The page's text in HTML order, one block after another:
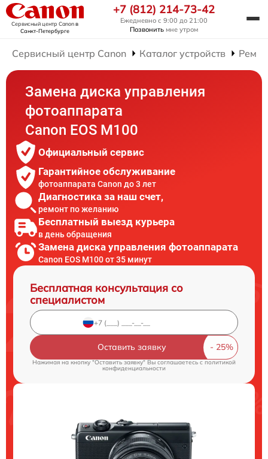
Сервисный центр Canonв
Санкт-Петербурге
+7 (812) 214-73-42
Ежедневно с 9:00 до 21:00
Позвонить мне утром
Сервисный центр Canon Каталог устройств
Замена диска управления
фотоаппарата
Canon EOS M100
Официальный сервис
Гарантийное обслуживание
фотоаппарата Canon до 3 лет
Диагностика за наш счет,
ремонт по желанию
Бесплатный выезд курьера
в день обращения
Замена диска управления фотоаппарата
Canon EOS M100 от 35 минут
Бесплатная консультация со
специалистом
Оставить заявку
Нажимая на кнопку "Оставить заявку" Вы соглашаетесь cполитикой
конфиденциальности